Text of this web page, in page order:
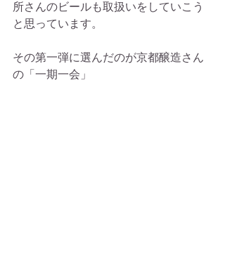
所さんのビールも取扱いをしていこう
と思っています。
その第一弾に選んだのが京都醸造さん
の「一期一会」